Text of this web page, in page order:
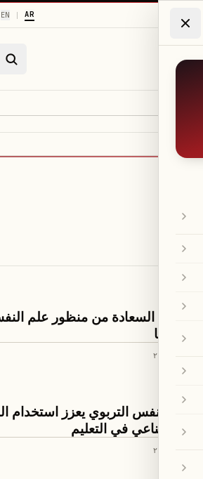
AR
|
EN
ثقافة ومجتمع
تعريف السعادة من منظور علم
تعزيزها
ثقافة ومجتمع
علم النفس التربوي يعزز استخدام
الاصطناعي في التعليم